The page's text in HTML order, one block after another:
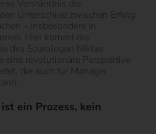
Verständnis der
Unterschied zwischen Erfolg
– insbesondere in
Hier kommt die
des Soziologen Niklas
eine revolutionäre Perspektive
die auch für Manager
ein Prozess, kein